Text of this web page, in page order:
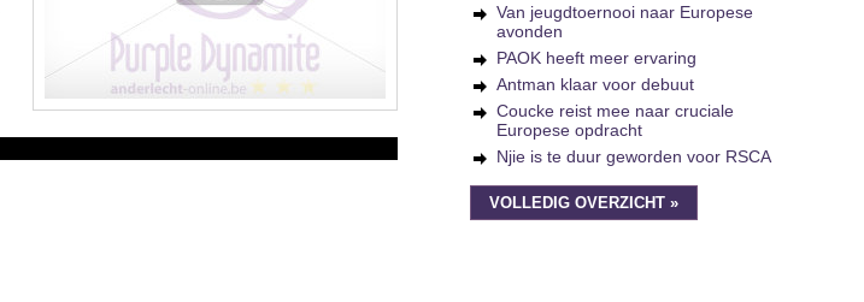
Van jeugdtoernooi naar Europese
avonden
PAOK heeft meer ervaring
Antman klaar voor debuut
Coucke reist mee naar cruciale
Europese opdracht
Njie is te duur geworden voor RSCA
VOLLEDIG OVERZICHT »